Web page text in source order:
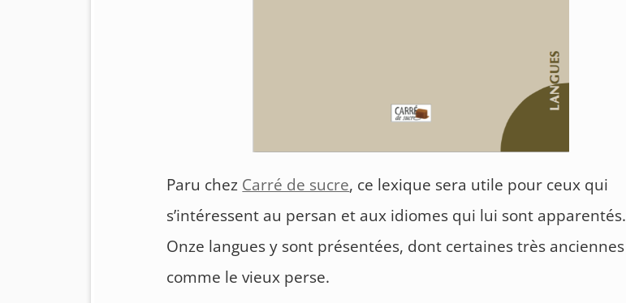
Paru chez Carré de sucre, ce lexique sera utile pour ceux qui
s’intéressent au persan et aux idiomes qui lui sont apparentés.
Onze langues y sont présentées, dont certaines très anciennes
comme le vieux perse.